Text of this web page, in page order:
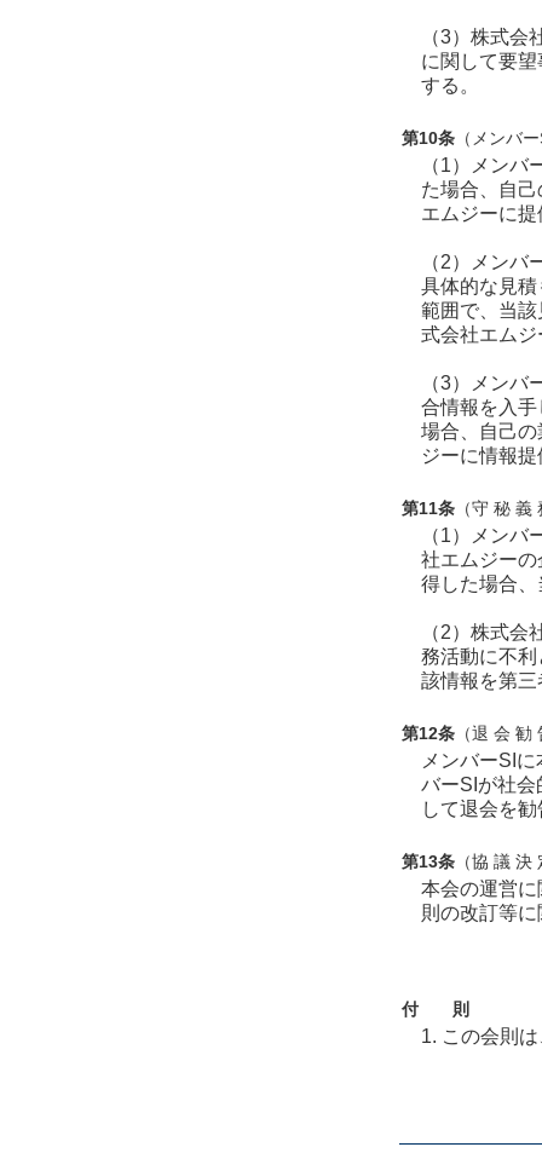
（3）株式
に関して要
する。
第10条 （メンバ
（1）メン
た場合、自
エムジーに
（2）メン
具体的な見
範囲で、当
式会社エム
（3）メン
合情報を入
場合、自己
ジーに情報
第11条 （守 秘 義
（1）メン
社エムジー
得した場合
（2）株式
務活動に不
該情報を第
第12条 （退 会 勧
メンバーSI
バーSIが社会
して退会を
第13条 （協 議 決
本会の運営
則の改訂等
付 則
1. この会則